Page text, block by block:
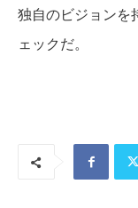
独自のビジョンを
ェックだ。